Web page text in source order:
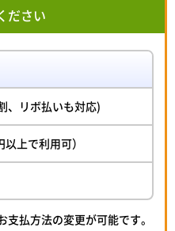
ださい
、リボ払いも対応)
上で利用可）
払方法の変更が可能です。